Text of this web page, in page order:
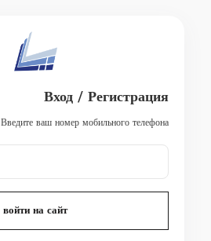
Вход / Регистрация
Введите ваш номер мобильного телефона
войти на сайт